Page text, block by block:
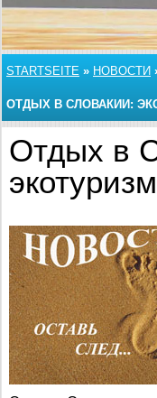
STARTSEITE » НОВОСТИ
ОТДЫХ В СЛОВАКИИ:
Отдых в